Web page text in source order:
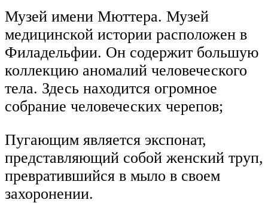
Музей имени Мюттера. Музей
медицинской истории расположен в
Филадельфии. Он содержит большую
коллекцию аномалий человеческого
тела. Здесь находится огромное
собрание человеческих черепов;
Пугающим является экспонат,
представляющий собой женский труп,
превратившийся в мыло в своем
захоронении.